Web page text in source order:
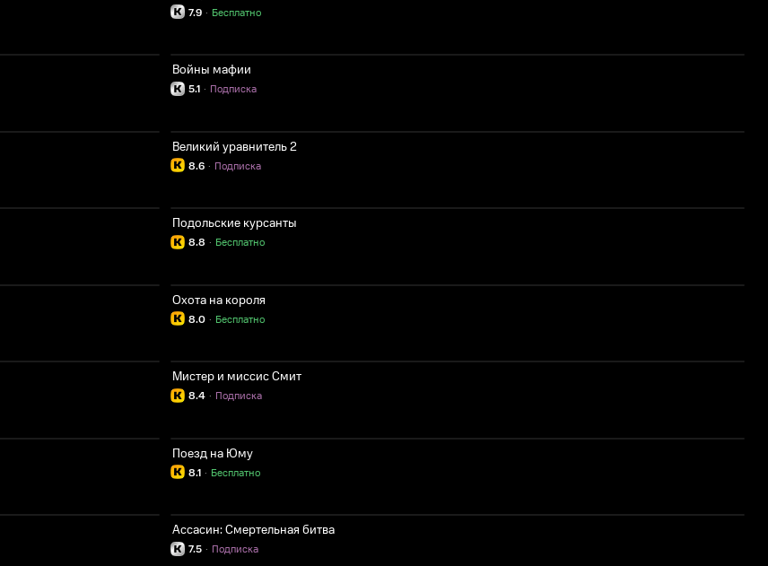
7.9 Бесплатно
·
Войны мафии
5.1 Подписка
·
Великий уравнитель 2
8.6 Подписка
·
Подольские курсанты
8.8 Бесплатно
·
Охота на короля
8.0 Бесплатно
·
Мистер и миссис Смит
8.4 Подписка
·
Поезд на Юму
8.1 Бесплатно
·
Ассасин: Смертельная битва
7.5 Подписка
·